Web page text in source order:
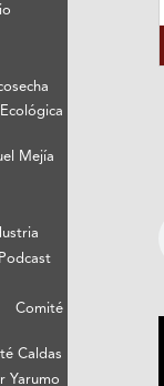
Mejía
Comité
Caldas
Yarumo